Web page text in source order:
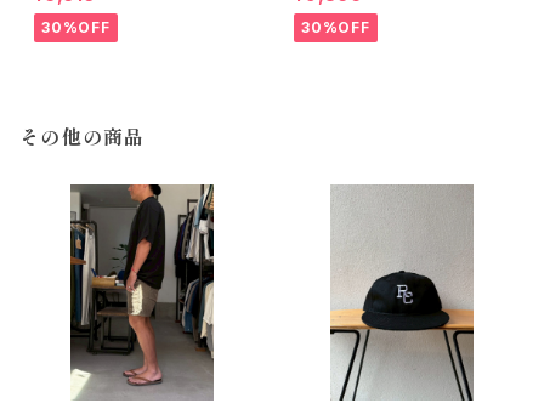
ランチスタンダード LIGHT BR
OWN
30%OFF
ールドコート ランチスタンダード
OLIVE
30%OFF
その他の商品